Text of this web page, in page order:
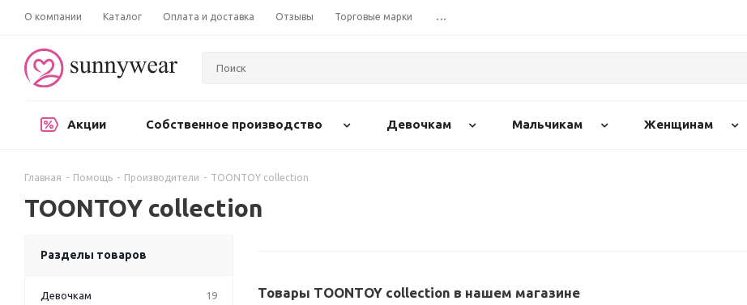
О компании Каталог Оплата и доставка Отзывы Торговые марки ...
Акции Собственное производство Девочкам Мальчикам Женщинам
Главная - Помощь - Производители - TOONTOY collection
TOONTOY collection
Товары TOONTOY collection в нашем магазине
Разделы товаров
Девочкам
19